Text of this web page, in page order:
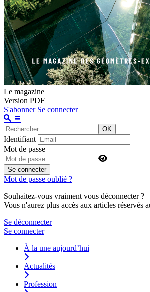
Le magazine
Version PDF
S'abonner Se connecter
OK
Identifiant
Mot de passe
Se connecter
Mot de passe oublié ?
Souhaitez-vous vraiment vous déconnecter ?
Vous n'aurez plus accès aux articles réservés
Se déconnecter
Se connecter
À la une aujourd’hui
Actualités
Profession